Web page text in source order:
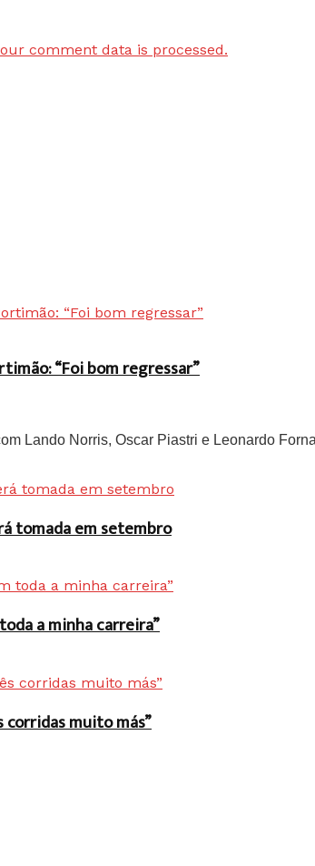
comment data is processed.
“Foi bom regressar”
Lando Norris, Oscar Piastri e Leonardo
tomada em setembro
a minha carreira”
muito más”